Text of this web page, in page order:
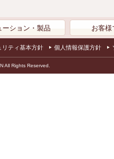
ーション・製品 お客様
リティ基本方針 個人情報保護方針
All Rights Reserved.